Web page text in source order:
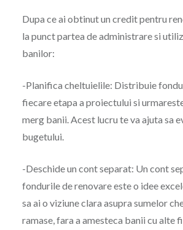
Dupa ce ai obtinut un credit pentru
la punct partea de administrare si
banilor:
-Planifica cheltuielile: Distribuie
fiecare etapa a proiectului si
merg banii. Acest lucru te va ajuta sa
bugetului.
-Deschide un cont separat: Un cont
fondurile de renovare este o idee
sa ai o viziune clara asupra sumelor
ramase, fara a amesteca banii cu alte